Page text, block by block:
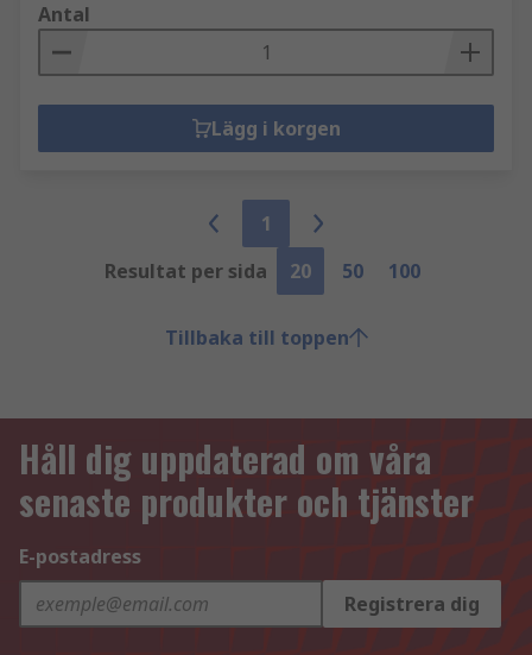
Antal
Lägg i korgen
1
Resultat per sida
20 50 100
Tillbaka till toppen
Håll dig uppdaterad om våra
senaste produkter och tjänster
E-postadress
Registrera dig